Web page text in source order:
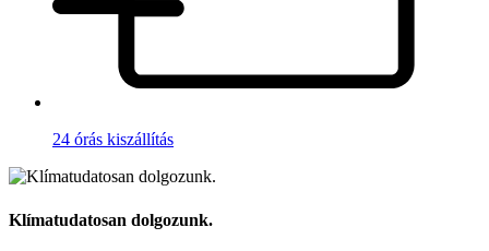
24 órás kiszállítás
Klímatudatosan dolgozunk.